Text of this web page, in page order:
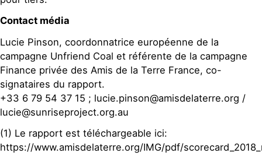
Contact média
Lucie Pinson, coordonnatrice européenne de la
campagne Unfriend Coal et référente de la campagne
Finance privée des Amis de la Terre France, co-
signataires du rapport.
+33 6 79 54 37 15 ; lucie.pinson@amisdelaterre.org /
lucie@sunriseproject.org.au
(1) Le rapport est téléchargeable ici:
https://www.amisdelaterre.org/IMG/pdf/